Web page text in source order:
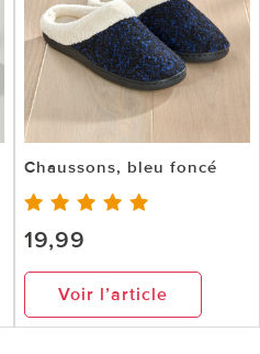
Chaussons, bleu foncé
19,99
Voir l’article